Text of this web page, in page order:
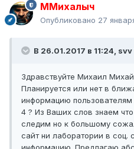
ММихалыч
Опубликовано 27
В 26.01.2017 в 11:24, svv
Здравствуйте Михаил
Планируется или нет в
информацию пользователям
4 ? Из Ваших слов знаем
следим но к большому
сайт ни лаборатории в соц.